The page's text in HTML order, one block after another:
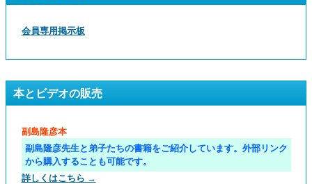
会員専用掲示板
本とビデオの販売
副島隆彦本
副島隆彦先生と弟子たちの書籍をご紹介しています。外部リンク
から購入することも可能です。
詳しくはこちら →